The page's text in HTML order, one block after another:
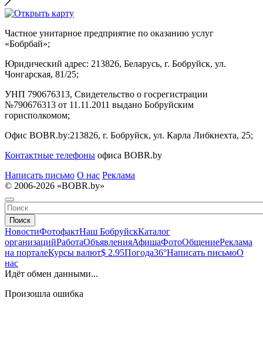
Частное унитарное предприятие по оказанию услуг
«Бобрбай»;
Юридический адрес: 213826, Беларусь, г. Бобруйск, ул.
Чонгарская, 81/25;
УНП 790676313, Свидетельство о госрегистрации
№790676313 от 11.11.2011 выдано Бобруйским
горисполкомом;
Офис BOBR.by:213826, г. Бобруйск, ул. Карла Либкнехта, 25;
Контактные телефоны офиса BOBR.by
Написать письмо О нас Реклама
© 2006-2026 «BOBR.by»
Поиск
НовостиФотофактНаш БобруйскКаталог
организацийРаботаОбъявленияАфишаФотоОбщениеРеклама
на порталеКурсы валют$ 2.95Погода36°Написать письмоО
нас
Идёт обмен данными...
Произошла ошибка